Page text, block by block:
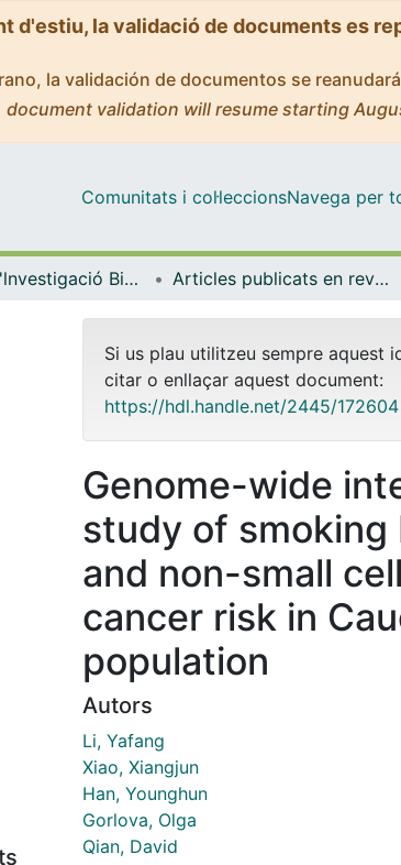
d'estiu, la validació de documents es
la validación de documentos se
validation will resume starting
Comunitats i col·leccionsNavega per
Institut d'lnvestigació Biomèdica de Bellvitge (IDIBELL) Articles publicats en revistes (Institut d'lnvestigació Biomèdica de Bellvitge (IDIBELL))
Si us plau utilitzeu sempre aquest
citar o enllaçar aquest document:
https://hdl.handle.net/2445/172604
Genome-wide
study of smoking
and non-small
cancer risk in
population
Autors
Li, Yafang
Xiao, Xiangjun
Han, Younghun
Gorlova, Olga
Qian, David